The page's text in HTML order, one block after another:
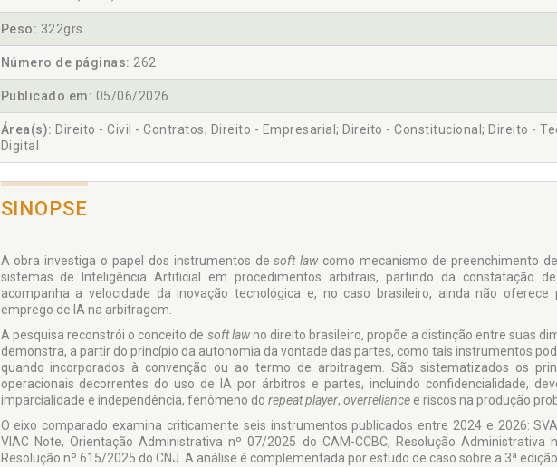
Peso: 322grs.
Número de páginas: 262
Publicado em: 05/06/2026
Área(s): Direito - Civil - Contratos; Direito - Empresarial; Direito - Constitucional; Direito -
Digital
SINOPSE
A obra investiga o papel dos instrumentos desoft lawcomo mecanismo de preenchimento
sistemas de Inteligência Artificial em procedimentos arbitrais, partindo da constatação
acompanha a velocidade da inovação tecnológica e, no caso brasileiro, ainda não oferece
emprego de IA na arbitragem.
A pesquisa reconstrói o conceito de soft lawno direito brasileiro, propõe a distinção entre suas
demonstra, a partir do princípio da autonomia da vontade das partes, como tais instrumentos
quando incorporados à convenção ou ao termo de arbitragem. São sistematizados os
operacionais decorrentes do uso de IA por árbitros e partes, incluindo confidencialidade,
imparcialidade e independência, fenômeno do repeat player, overreliance e riscos na produção
O eixo comparado examina criticamente seis instrumentos publicados entre 2024 e 2026:
VIAC Note, Orientação Administrativa nº 07/2025 do CAM-CCBC, Resolução Administrativa
Resolução nº 615/2025 do CNJ. A análise é complementada por estudo de caso sobre a 3ª